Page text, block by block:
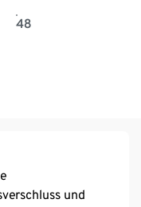
48
und